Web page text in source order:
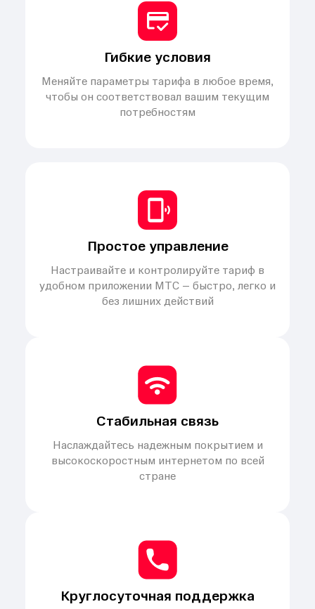
Гибкие условия
Меняйте параметры тарифа в любое время,
чтобы он соответствовал вашим текущим
потребностям
Простое управление
Настраивайте и контролируйте тариф в
удобном приложении МТС – быстро, легко и
без лишних действий
Стабильная связь
Наслаждайтесь надежным покрытием и
высокоскоростным интернетом по всей
стране
Круглосуточная поддержка